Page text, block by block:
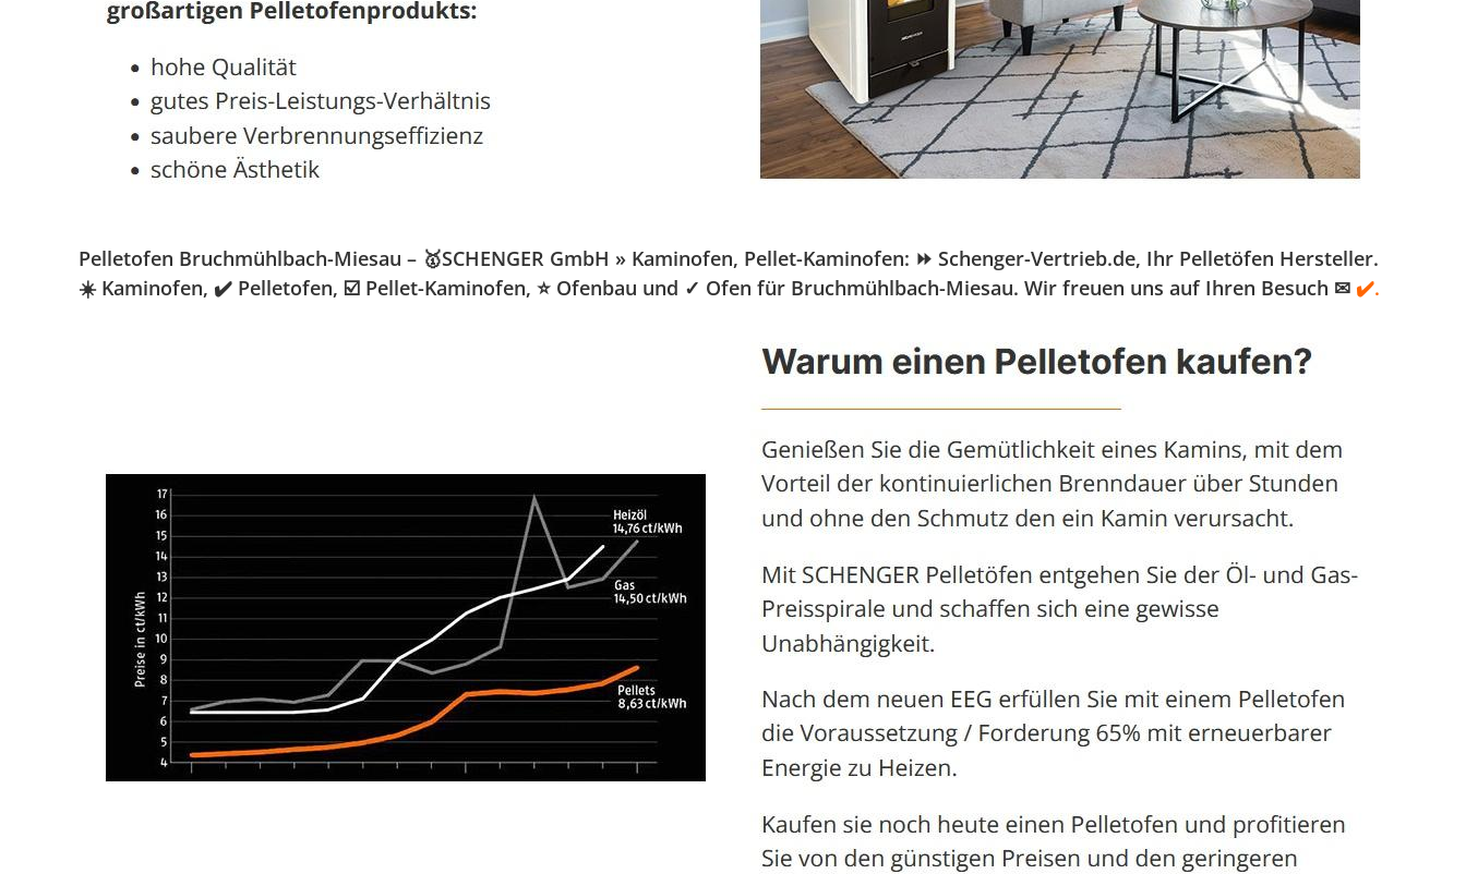
Pelletofen Bruchmühlbach-Miesau – 🥇SCHENGER GmbH » Kaminofen, Pellet-Kaminofen: ⏩ Schenger-Vertrieb.de, Ihr Pelletöfen Hersteller.
☀️ Kaminofen, ✔️ Pelletofen, ☑️ Pellet-Kaminofen, ⭐ Ofenbau und ✓ Ofen für Bruchmühlbach-Miesau. Wir freuen uns auf Ihren Besuch ✉ ✔️.